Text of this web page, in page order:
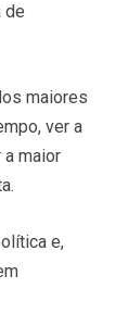
de
maiores
ver a
a maior
e,